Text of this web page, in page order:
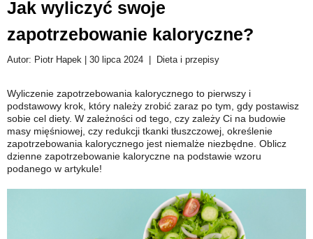
Jak wyliczyć swoje
zapotrzebowanie kaloryczne?
Autor: Piotr Hapek | 30 lipca 2024 Dieta i przepisy
Wyliczenie zapotrzebowania kalorycznego to pierwszy i
podstawowy krok, który należy zrobić zaraz po tym, gdy postawisz
sobie cel diety. W zależności od tego, czy zależy Ci na budowie
masy mięśniowej, czy redukcji tkanki tłuszczowej, określenie
zapotrzebowania kalorycznego jest niemalże niezbędne. Oblicz
dzienne zapotrzebowanie kaloryczne na podstawie wzoru
podanego w artykule!